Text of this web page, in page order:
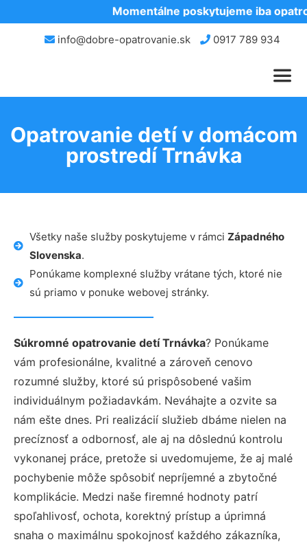
Momentálne poskytujeme iba
info@dobre-opatrovanie.sk 0917 789 934
Opatrovanie detí v domácom
prostredí Trnávka
Všetky naše služby poskytujeme v rámci Západného
Slovenska.
Ponúkame komplexné služby vrátane tých, ktoré nie
sú priamo v ponuke webovej stránky.
Súkromné opatrovanie detí Trnávka? Ponúkame
vám profesionálne, kvalitné a zároveň cenovo
rozumné služby, ktoré sú prispôsobené vašim
individuálnym požiadavkám. Neváhajte a ozvite sa
nám ešte dnes. Pri realizácií služieb dbáme nielen na
precíznosť a odbornosť, ale aj na dôslednú kontrolu
vykonanej práce, pretože si uvedomujeme, že aj malé
pochybenie môže spôsobiť nepríjemné a zbytočné
komplikácie. Medzi naše firemné hodnoty patrí
spoľahlivosť, ochota, korektný prístup a úprimná
snaha o maximálnu spokojnosť každého zákazníka,